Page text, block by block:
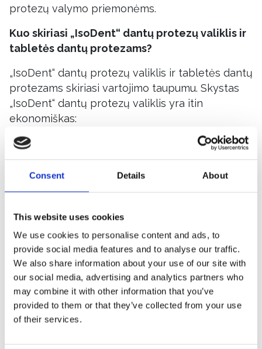
Consent Details About
This website uses cookies
We use cookies to personalise content and ads, to
provide social media features and to analyse our traffic.
We also share information about your use of our site with
our social media, advertising and analytics partners who
may combine it with other information that you’ve
provided to them or that they’ve collected from your use
of their services.
protezų valymo priemonėms.
Kuo skiriasi „IsoDent“ dantų protezų valiklis ir
tabletės dantų protezams?
„IsoDent“ dantų protezų valiklis ir tabletės dantų
protezams skiriasi vartojimo taupumu. Skystas
„IsoDent“ dantų protezų valiklis yra itin
ekonomiškas:
Veiksmingas 5 dienas po pirmojo
tirpalą 5 dienas);
Vartojant kasdien, 250 ml talpos buteliuko
Tinkama dantų protezų priežiūra ir valymas
užtikrina, kad dantų protezai tarnaus ilgai, bus
patogūs, nekels diskomforto, blogo kvapo,
uždegiminių procesų ar kitų burnos ligų.
Kaip naudojamas „IsoDent“ dantų protezų
valiklis: